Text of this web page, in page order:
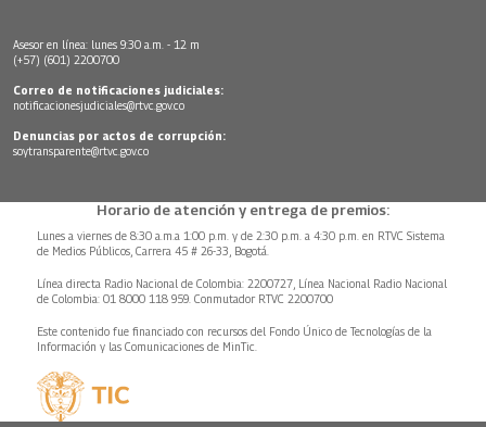
Asesor en línea: lunes 9:30 a.m. - 12 m
(+57) (601) 2200700
Correo de notificaciones judiciales:
notificacionesjudiciales@rtvc.gov.co
Denuncias por actos de corrupción:
soytransparente@rtvc.gov.co
Horario de atención y entrega de premios:
Lunes a viernes de 8:30 a.m.a 1:00 p.m. y de 2:30 p.m. a 4:30 p.m. en RTVC Sistema
de Medios Públicos, Carrera 45 # 26-33, Bogotá.
Línea directa Radio Nacional de Colombia: 2200727, Línea Nacional Radio Nacional
de Colombia: 01 8000 118 959. Conmutador RTVC 2200700
Este contenido fue financiado con recursos del Fondo Único de Tecnologías de la
Información y las Comunicaciones de MinTic.